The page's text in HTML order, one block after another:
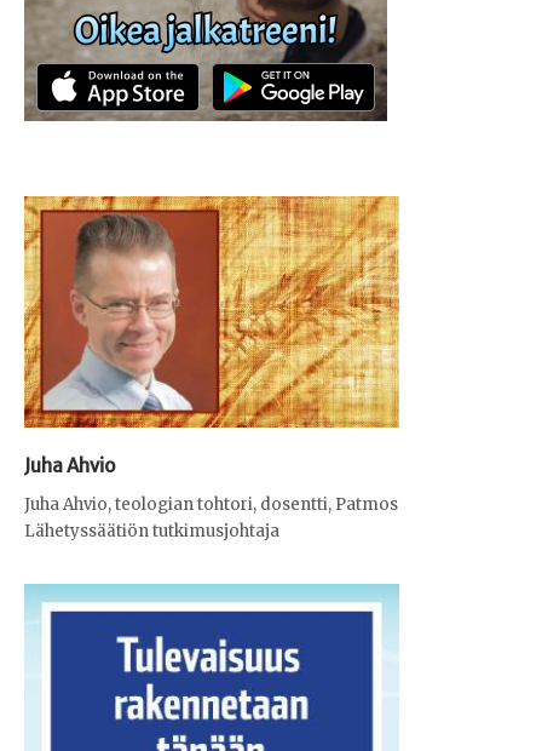
Juha Ahvio
Juha Ahvio, teologian tohtori, dosentti, Patmos
Lähetyssäätiön tutkimusjohtaja